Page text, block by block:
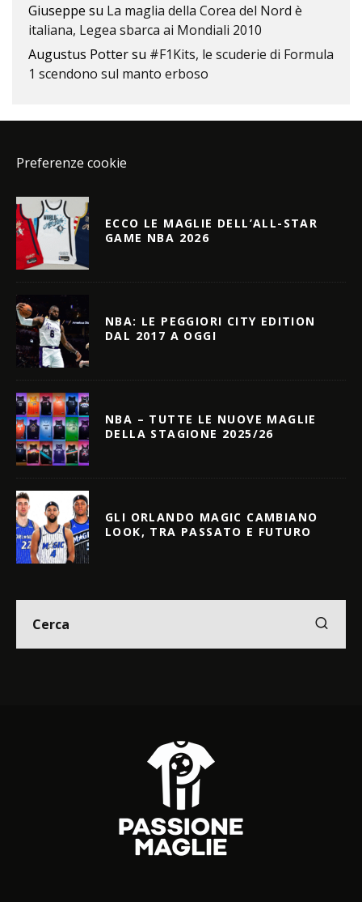
Giuseppe su La maglia della Corea del Nord è
italiana, Legea sbarca ai Mondiali 2010
Augustus Pottersu #F1Kits, le scuderie di Formula
1 scendono sul manto erboso
Preferenze cookie
ECCO LE MAGLIE DELL’ALL-STAR
GAME NBA 2026
NBA: LE PEGGIORI CITY EDITION
DAL 2017 A OGGI
NBA – TUTTE LE NUOVE MAGLIE
DELLA STAGIONE 2025/26
GLI ORLANDO MAGIC CAMBIANO
LOOK, TRA PASSATO E FUTURO